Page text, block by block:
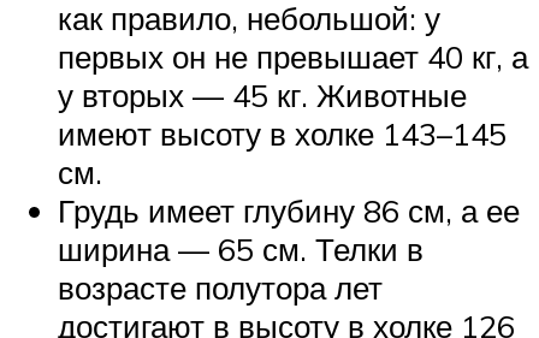
как правило, небольшой: у
первых он не превышает 40 кг, а
у вторых — 45 кг. Животные
имеют высоту в холке 143–145
см.
Грудь имеет глубину 86 см, а ее
ширина — 65 см. Телки в
возрасте полутора лет
достигают в высоту в холке 126